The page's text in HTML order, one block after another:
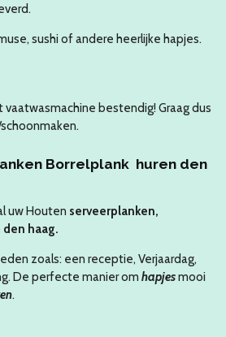
sushi of andere heerlijke hapjes.
bestendig! Graag dus
Borrelplank huren den
uw Houten serveerplanken,
den haag.
zoals: een receptie, Verjaardag,
De perfecte manier om hapjesmooi
.